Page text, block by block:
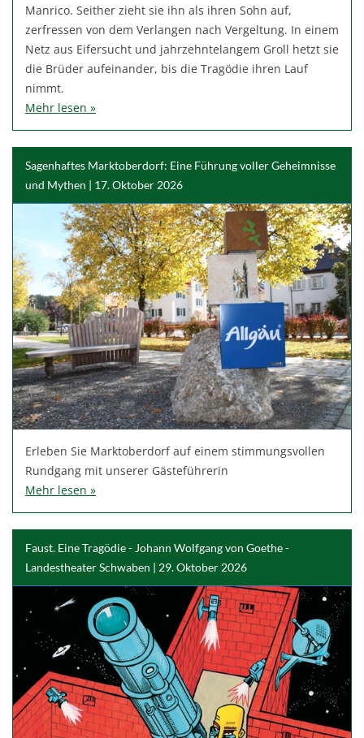
Manrico. Seither zieht sie ihn als ihren Sohn auf,
zerfressen von dem Verlangen nach Vergeltung. In einem
Netz aus Eifersucht und jahrzehntelangem Groll hetzt sie
die Brüder aufeinander, bis die Tragödie ihren Lauf
nimmt.
Mehr lesen »
Sagenhaftes Marktoberdorf: Eine Führung voller Geheimnisse
und Mythen | 17. Oktober 2026
Erleben Sie Marktoberdorf auf einem stimmungsvollen
Rundgang mit unserer Gästeführerin
Mehr lesen »
Faust. Eine Tragödie - Johann Wolfgang von Goethe -
Landestheater Schwaben | 29. Oktober 2026